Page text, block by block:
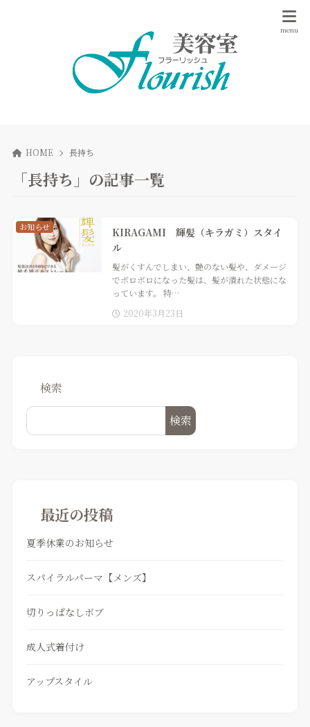
HOME 長持ち
「長持ち」の記事一覧
KIRAGAMI 輝髪（キラガミ）スタイ
ル
髪がくすんでしまい、艶のない髪や、ダメージ
でボロボロになった髪は、髪が潰れた状態にな
っています。 特…
2020年3月23日
お知らせ
検索
検索
最近の投稿
夏季休業のお知らせ
スパイラルパーマ【メンズ】
切りっぱなしボブ
成人式着付け
アップスタイル